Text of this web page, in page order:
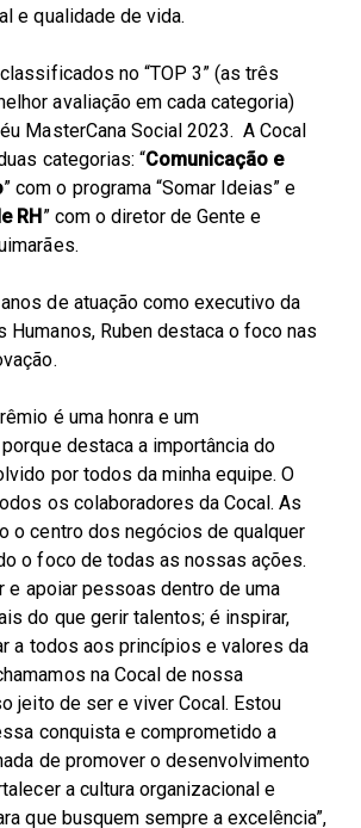
e qualidade de vida.
no “TOP 3” (as três
avaliação em cada categoria)
MasterCana Social 2023. A Cocal
categorias: “Comunicação e
” com o programa “Somar Ideias” e
RH” com o diretor de Gente e
de atuação como executivo da
Humanos, Ruben destaca o foco nas
é uma honra e um
destaca a importância do
por todos da minha equipe. O
os colaboradores da Cocal. As
o centro dos negócios de qualquer
o foco de todas as nossas ações.
e apoiar pessoas dentro de uma
do que gerir talentos; é inspirar,
a todos aos princípios e valores da
na Cocal de nossa
jeito de ser e viver Cocal. Estou
conquista e comprometido a
de promover o desenvolvimento
a cultura organizacional e
que busquem sempre a excelência”,